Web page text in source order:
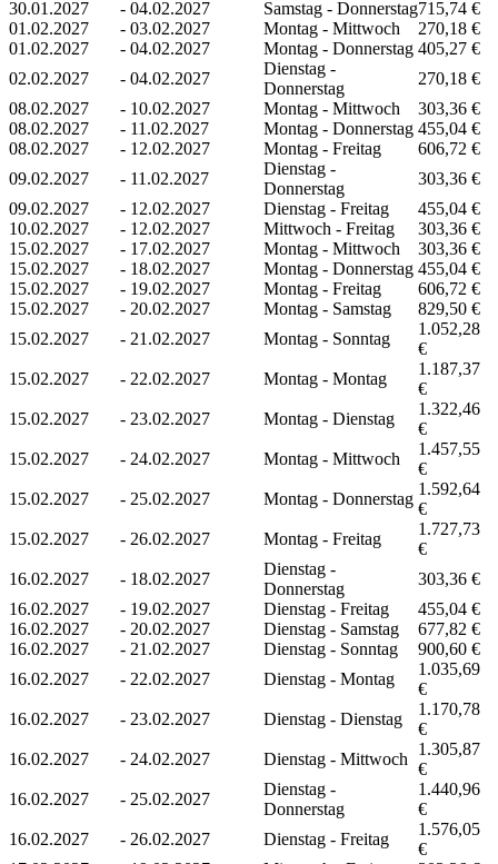
30.01.2027 - 04.02.2027 Samstag - Donnerstag715,74 €
01.02.2027
- 03.02.2027 Montag - Mittwoch
270,18 €
01.02.2027
- 04.02.2027 Montag - Donnerstag 405,27 €
02.02.2027
- 04.02.2027
Dienstag -
Donnerstag
270,18 €
08.02.2027
- 10.02.2027 Montag - Mittwoch
303,36 €
08.02.2027
- 11.02.2027 Montag - Donnerstag 455,04 €
08.02.2027
- 12.02.2027 Montag - Freitag
606,72 €
09.02.2027
- 11.02.2027
Dienstag -
Donnerstag
303,36 €
09.02.2027
- 12.02.2027 Dienstag - Freitag
455,04 €
10.02.2027
- 12.02.2027 Mittwoch - Freitag
303,36 €
15.02.2027
- 17.02.2027 Montag - Mittwoch
303,36 €
15.02.2027
- 18.02.2027 Montag - Donnerstag 455,04 €
15.02.2027
- 19.02.2027 Montag - Freitag
606,72 €
15.02.2027
- 20.02.2027 Montag - Samstag
829,50 €
15.02.2027
- 21.02.2027 Montag - Sonntag
1.052,28
€
15.02.2027
- 22.02.2027 Montag - Montag
1.187,37
€
15.02.2027
- 23.02.2027 Montag - Dienstag
1.322,46
€
15.02.2027
- 24.02.2027 Montag - Mittwoch
1.457,55
€
15.02.2027
- 25.02.2027 Montag - Donnerstag
1.592,64
€
15.02.2027
- 26.02.2027 Montag - Freitag
1.727,73
€
16.02.2027
- 18.02.2027
Dienstag -
Donnerstag
303,36 €
16.02.2027
- 19.02.2027 Dienstag - Freitag
455,04 €
16.02.2027
- 20.02.2027 Dienstag - Samstag
677,82 €
16.02.2027
- 21.02.2027 Dienstag - Sonntag
900,60 €
16.02.2027
- 22.02.2027 Dienstag - Montag
1.035,69
€
16.02.2027
- 23.02.2027 Dienstag - Dienstag
1.170,78
€
16.02.2027
- 24.02.2027 Dienstag - Mittwoch
1.305,87
€
16.02.2027
- 25.02.2027
Dienstag -
Donnerstag
1.440,96
€
16.02.2027
- 26.02.2027 Dienstag - Freitag
1.576,05
€